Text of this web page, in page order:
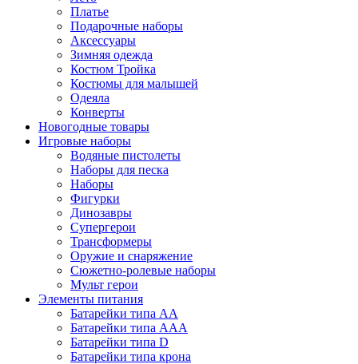
Платье
Подарочные наборы
Аксессуары
Зимняя одежда
Костюм Тройка
Костюмы для малышей
Одеяла
Конверты
Новогодные товары
Игровые наборы
Водяные пистолеты
Наборы для песка
Наборы
Фигурки
Динозавры
Супергерои
Трансформеры
Оружие и снаряжение
Сюжетно-ролевые наборы
Мульт герои
Элементы питания
Батарейки типа АА
Батарейки типа ААА
Батарейки типа D
Батарейки типа крона